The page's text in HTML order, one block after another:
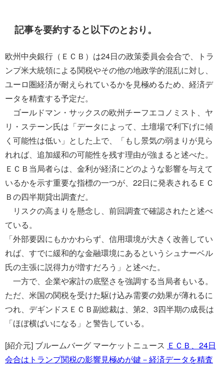
記事を要約すると以下のとおり。
欧州中央銀行（ＥＣＢ）は24日の政策委員会会合で、トラ
ンプ米大統領による関税やその他の地政学的混乱に対し、
ユーロ圏経済が耐えられているかを見極めるため、経済デ
ータを精査する予定だ。
ゴールドマン・サックスの欧州チーフエコノミスト、ヤ
リ・ステーン氏は「データによって、土壇場で利下げに傾
く可能性は低い」とした上で、「もし景気の弱まりが見ら
れれば、追加緩和の可能性を残す理由が強まると述べた。
ＥＣＢ当局者らは、金利が経済にどのような影響を与えて
いるかを示す重要な指標の一つが、22日に発表されるＥＣ
Ｂの四半期貸出調査だ。
リスクの高まりを懸念し、前回調査で確認されたと述べ
ている。
「外部要因にもかかわらず、信用環境が大きく改善してい
れば、すでに緩和的な金融環境にあるというシュナーベル
氏の主張に説得力が増すだろう」と述べた。
一方で、企業や家計の底堅さを強調する当局者もいる。
ただ、米国の関税を受けた駆け込み需要の効果が薄れるに
つれ、デギンドスＥＣＢ副総裁は、第2、3四半期の成長は
「ほぼ横ばいになる」と警告している。
[紹介元] ブルームバーグ マーケットニュース ＥＣＢ、24日
会合はトランプ関税の影響見極めが鍵－経済データを精査